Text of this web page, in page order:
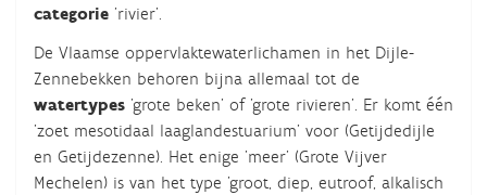
categorie 'rivier'.
De Vlaamse oppervlaktewaterlichamen in het Dijle-
Zennebekken behoren bijna allemaal tot de
watertypes 'grote beken' of 'grote rivieren'. Er komt één
'zoet mesotidaal laaglandestuarium' voor (Getijdedijle
en Getijdezenne). Het enige 'meer' (Grote Vijver
Mechelen) is van het type 'groot, diep, eutroof, alkalisch